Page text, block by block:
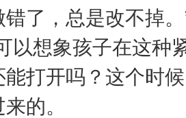
了，总是改不掉
以想象孩子在这种
打开吗？这个时
的。